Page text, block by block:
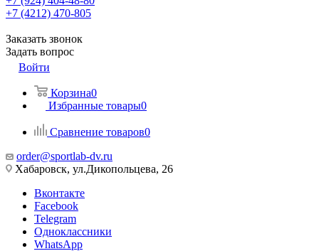
+7 (4212) 470-805
Заказать звонок
Задать вопрос
Войти
Корзина0
Избранные товары0
Сравнение товаров0
order@sportlab-dv.ru
Хабаровск, ул.Дикопольцева, 26
Вконтакте
Facebook
Telegram
Одноклассники
WhatsApp